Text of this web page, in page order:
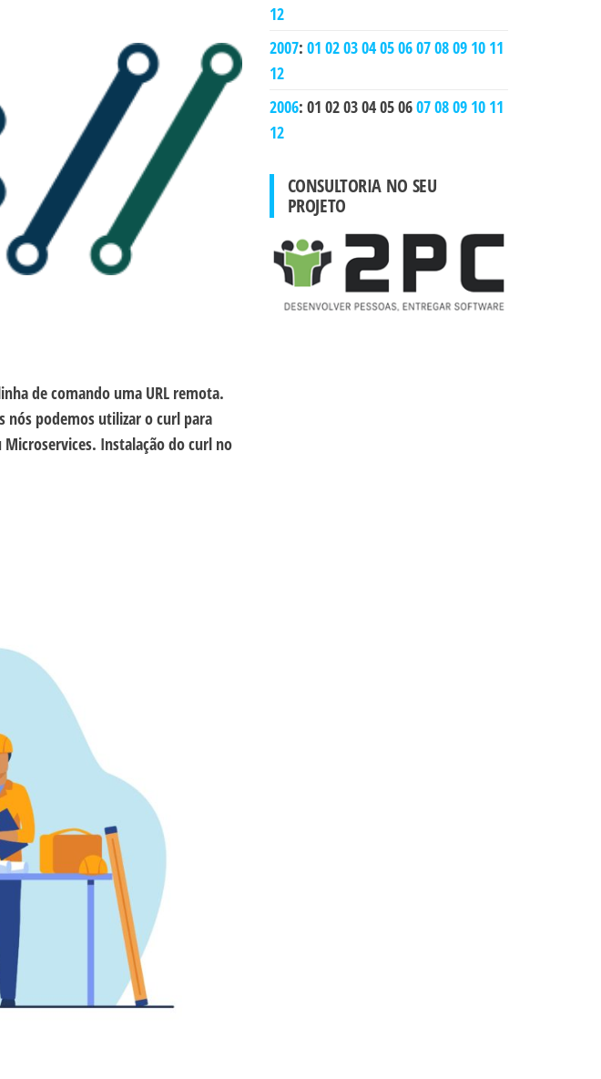
de comando uma URL remota.
nós podemos utilizar o curl para
Microservices. Instalação do curl no
12
2007: 01 0203040506070809 10 11
12
2006: 01 0203040506070809 10 11
12
CONSULTORIA NO SEU
PROJETO